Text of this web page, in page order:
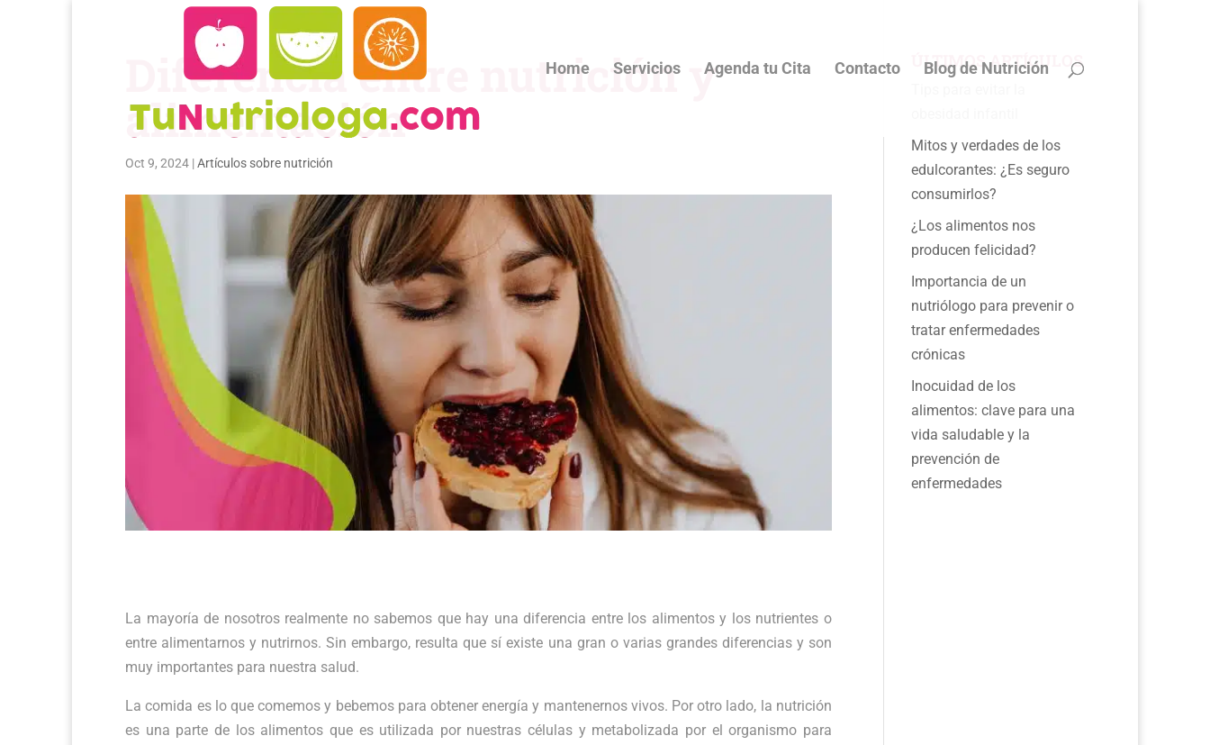
Home Servicios Agenda tu Cita Contacto Blog de Nutrición
Diferencia entre nutrición y
alimentación
Oct 9, 2024 |Artículos sobre nutrición
La mayoría de nosotros realmente no sabemos que hay una diferencia entre los alimentos y los nutrientes o
entre alimentarnos y nutrirnos. Sin embargo, resulta que sí existe una gran o varias grandes diferencias y son
muy importantes para nuestra salud.
La comida es lo que comemos y bebemos para obtener energía y mantenernos vivos. Por otro lado, la nutrición
es una parte de los alimentos que es utilizada por nuestras células y metabolizada por el organismo para
ÚLTIMOS ARTÍCULOS
Mitos y verdades de los
edulcorantes: ¿Es seguro
consumirlos?
¿Los alimentos nos
producen felicidad?
Importancia de un
nutriólogo para prevenir o
tratar enfermedades
crónicas
Inocuidad de los
alimentos: clave para una
vida saludable y la
prevención de
enfermedades